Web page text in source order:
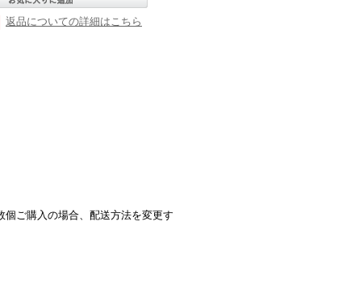
返品についての詳細はこちら
ご購入の場合、配送方法を変更す